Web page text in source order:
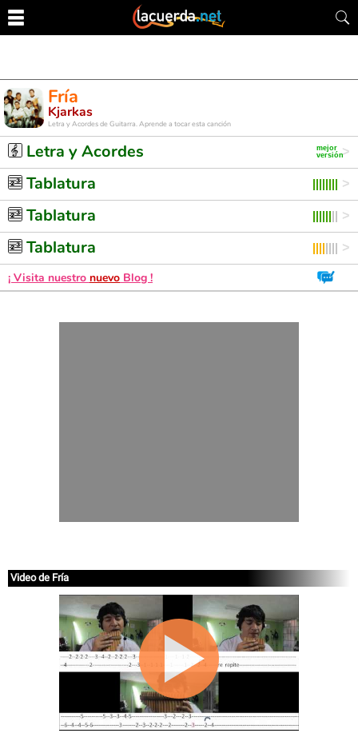
Fría
Kjarkas
Letra y Acordes de Guitarra. Aprende a tocar esta canción
Letra y Acordes
Tablatura
Tablatura
Tablatura
¡ Visita nuestro nuevo Blog !
Video de Fría